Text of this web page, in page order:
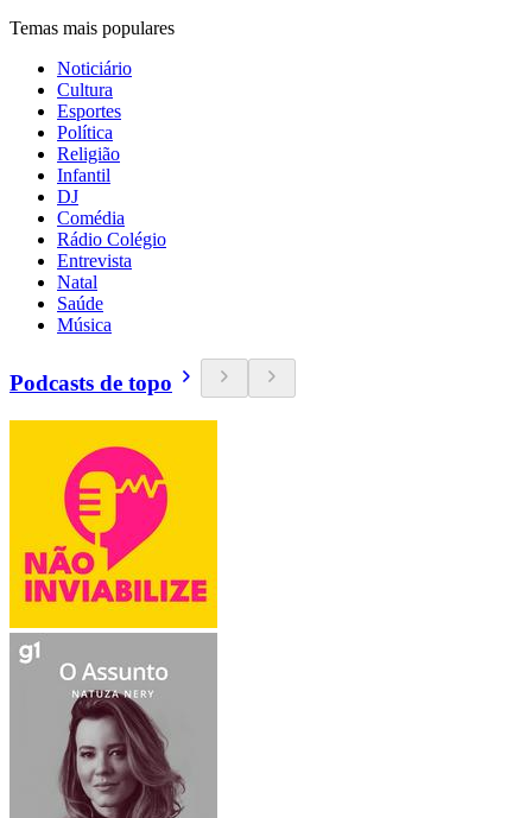
Temas mais populares
Noticiário
Cultura
Esportes
Política
Religião
Infantil
DJ
Comédia
Rádio Colégio
Entrevista
Natal
Saúde
Música
Podcasts de topo